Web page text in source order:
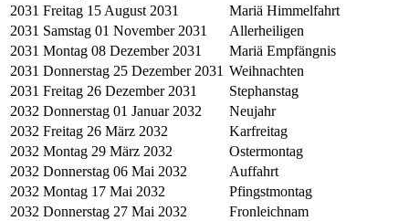
2031 Freitag 15 August 2031
Mariä Himmelfahrt
2031 Samstag 01 November 2031
Allerheiligen
2031 Montag 08 Dezember 2031
Mariä Empfängnis
2031 Donnerstag 25 Dezember 2031 Weihnachten
2031 Freitag 26 Dezember 2031
Stephanstag
2032 Donnerstag 01 Januar 2032
Neujahr
2032 Freitag 26 März 2032
Karfreitag
2032 Montag 29 März 2032
Ostermontag
2032 Donnerstag 06 Mai 2032
Auffahrt
2032 Montag 17 Mai 2032
Pfingstmontag
2032 Donnerstag 27 Mai 2032
Fronleichnam